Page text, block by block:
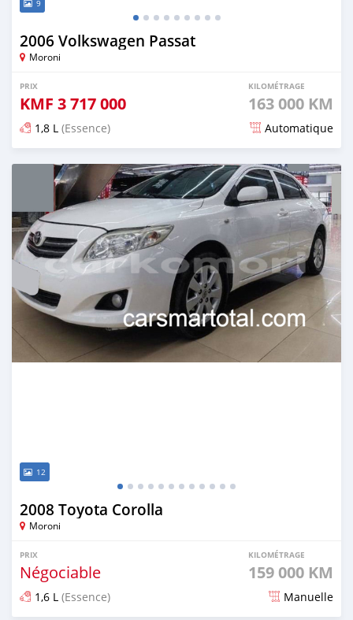
9
2006 Volkswagen Passat
Moroni
PRIX
KMF 3 717 000
KILOMÉTRAGE
163 000 KM
1,8 L (Essence) Automatique
Publié il y a environ 4 ans
12
2008 Toyota Corolla
Moroni
PRIX
Négociable
KILOMÉTRAGE
159 000 KM
1,6 L (Essence) Manuelle